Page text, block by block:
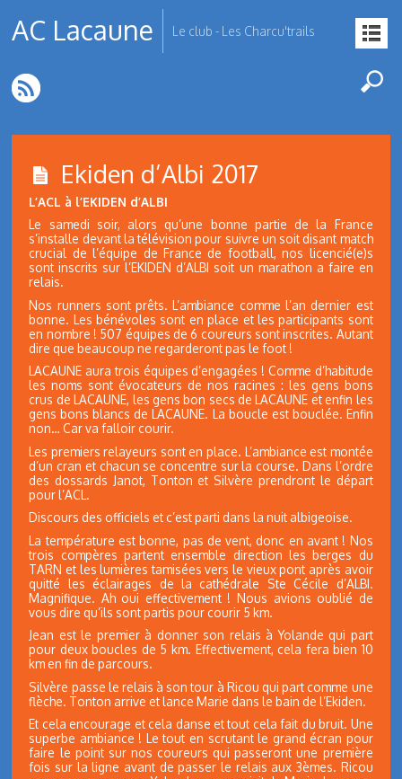
AC Lacaune Le club - Les Charcu'trails
Ekiden d’Albi 2017
L’ACL à l’EKIDEN d’ALBI
Le samedi soir, alors qu’une bonne partie de la France
s’installe devant la télévision pour suivre un soit disant match
crucial de l’équipe de France de football, nos licencié(e)s
sont inscrits sur l’EKIDEN d’ALBI soit un marathon a faire en
relais.
Nos runners sont prêts. L’ambiance comme l’an dernier est
bonne. Les bénévoles sont en place et les participants sont
en nombre ! 507 équipes de 6 coureurs sont inscrites. Autant
dire que beaucoup ne regarderont pas le foot !
LACAUNE aura trois équipes d’engagées ! Comme d’habitude
les noms sont évocateurs de nos racines : les gens bons
crus de LACAUNE, les gens bon secs de LACAUNE et enfin les
gens bons blancs de LACAUNE. La boucle est bouclée. Enfin
non… Car va falloir courir.
Les premiers relayeurs sont en place. L’ambiance est montée
d’un cran et chacun se concentre sur la course. Dans l’ordre
des dossards Janot, Tonton et Silvère prendront le départ
pour l’ACL.
Discours des officiels et c’est parti dans la nuit albigeoise.
La température est bonne, pas de vent, donc en avant ! Nos
trois compères partent ensemble direction les berges du
TARN et les lumières tamisées vers le vieux pont après avoir
quitté les éclairages de la cathédrale Ste Cécile d’ALBI.
Magnifique. Ah oui effectivement ! Nous avions oublié de
vous dire qu’ils sont partis pour courir 5 km.
Jean est le premier à donner son relais à Yolande qui part
pour deux boucles de 5 km. Effectivement, cela fera bien 10
km en fin de parcours.
Silvère passe le relais à son tour à Ricou qui part comme une
flèche. Tonton arrive et lance Marie dans le bain de l’Ekiden.
Et cela encourage et cela danse et tout cela fait du bruit. Une
superbe ambiance ! Le tout en scrutant le grand écran pour
faire le point sur nos coureurs qui passeront une première
fois sur la ligne avant de passer le relais aux 3èmes. Ricou